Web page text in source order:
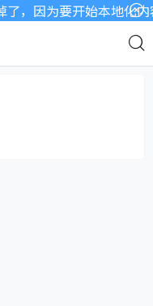
，因为要开始本地化